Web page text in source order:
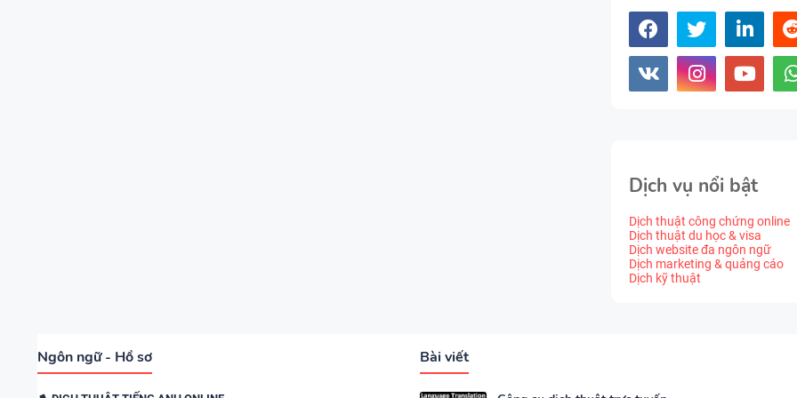
Dịch vụ nổi bật
Dịch thuật công chứng online
Dịch thuật du học & visa
Dịch website đa ngôn ngữ
Dịch marketing & quảng cáo
Dịch kỹ thuật
Ngôn ngữ - Hồ sơ Bài viết